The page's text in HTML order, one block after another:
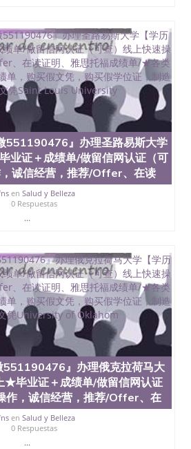
立大学（San Jose State
立大学学位证（San Jose State
立大学学位证（San Jose State
立大学学位证（San Jose State
立大学（San Jose State
立大学（San Jose State
立大学（San Jose State
立大学（San Jose State
立大学学位证（San Jose State
立大学学位证（San Jose State
立大学结业证（San Jose State
立大学结业证（San Jose State
立大学结业证（San Jose State
立大学学位证（San Jose State
立大学学位证（San Jose State
立大学学历证书（San Jose
）圣何塞州立大学学历证书
）澳洲读书未毕业找人做
澳洲读CQU中央昆士兰大
证书/澳洲读本科硕士做文凭/购
绩单假文凭学历
澳洲读书未毕
信551190476澳洲读CQU中央
单购买学位证书/澳洲读本科硕
学毕业证成绩单假文凭学历办
』办理匹兹堡大学【学
＋成绩单/做留信网认证（可
诚信经营，推荐/Offer、在读证
/★各类英文材料/制作，购买成
购买假学位证，制造假国外大学
551190476』办理圣路易斯大学
业证＋成绩单/做留信网认证（可
诚信经营，推荐/Offer、在读
en Salud y Belleza
0 Respuestas
...
551190476』办理俄克拉荷马大
★毕业证＋成绩单/做留信网认证
作，诚信经营，推荐/Offer、在
en Salud y Belleza
0 Respuestas
...